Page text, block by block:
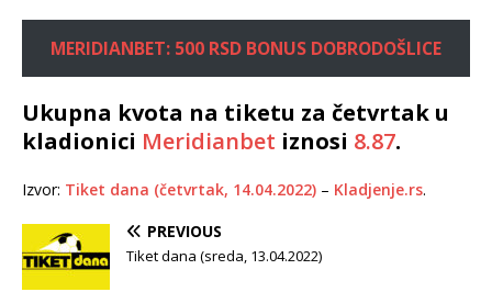
MERIDIANBET: 500 RSD BONUS DOBRODOŠLICE
Ukupna kvota na tiketu za četvrtak u
kladionici Meridianbet iznosi 8.87.
Izvor: Tiket dana (četvrtak, 14.04.2022) – Kladjenje.rs.
PREVIOUS
Tiket dana (sreda, 13.04.2022)